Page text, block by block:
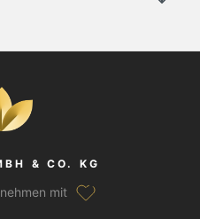
& CO. KG
mit